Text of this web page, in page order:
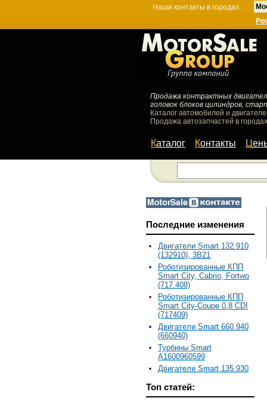
Наши контакты в городах:
Продажа контрактных
головок блоков цилиндров,
Каталог автомобилей и
Продажа автозапчастей в
Каталог Контакты
Последние изменения
Двигатели Smart 132.910
(132910), 3B21
Роботизированные КПП
Smart City, Cabrio, Fortwo
(717.408)
Роботизированные КПП
Smart City-Coupe 0.8 CDI
(717409)
Двигатели Smart 660.940
(660940)
Турбины Smart
A1600960599
Двигатели Smart 135.930
Топ статей: